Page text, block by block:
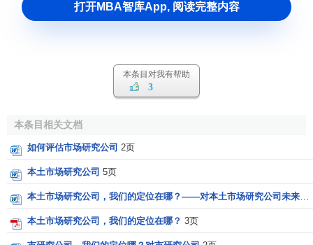
1、电台收听率调查；
等新媒体的使用调查；
3、零售、产品调查并提供相关咨询服务。
Arbitron通过和
和营销研究服务。
打开MBA智库App, 阅读完整内容
本条目对我有帮助
3
本条目相关文档
如何评估市场研究公司 2页
本土市场研究公司 5页
本土市场研究公司，我们的定位在哪？——对本土市场研究公司未来发展的思考
本土市场研究公司，我们的定位在哪？ 3页